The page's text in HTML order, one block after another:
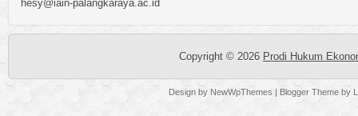
hesy@iain-palangkaraya.ac.id
Copyright © 2026 Prodi Hukum
Design by NewWpThemes | Blogger Theme by